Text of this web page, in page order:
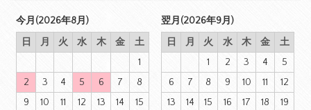
今月(2026年8月)
日
月 火 水 木 金
土
1
2
3 4 5 6 7
8
9
10 11 12 13 14
15
翌月(2026年9月)
日
月 火 水 木 金
土
1
2 3 4
5
6
7 8 9 10 11
12
13
14 15 16 17 18
19